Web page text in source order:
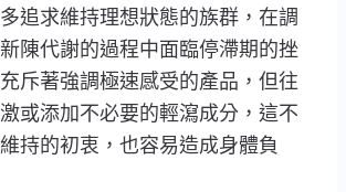
追求維持理想狀態的族群，在調
陳代謝的過程中面臨停滯期的挫
斥著強調極速感受的產品，但往
或添加不必要的輕瀉成分，這不
持的初衷，也容易造成身體負